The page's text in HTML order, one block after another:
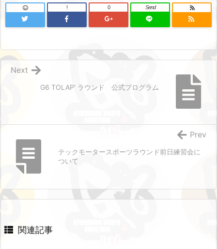
! 0 Send
G6 TOLAP' ラウンド 公式プログラム
Next
テックモータースポーツラウンド前日練習会に
ついて
Prev
関連記事